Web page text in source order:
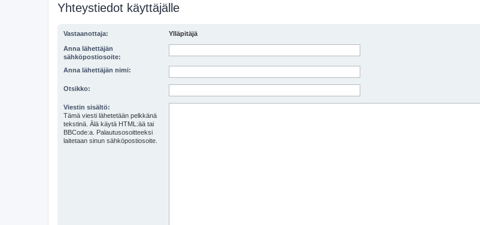
Yhteystiedot käyttäjälle
Vastaanottaja: Ylläpitäjä
Anna lähettäjän
sähköpostiosoite:
Anna lähettäjän nimi:
Otsikko:
Viestin sisältö:
Tämä viesti lähetetään pelkkänä
tekstinä. Älä käytä HTML:ää tai
BBCode:a. Palautusosoitteeksi
laitetaan sinun sähköpostiosoite.